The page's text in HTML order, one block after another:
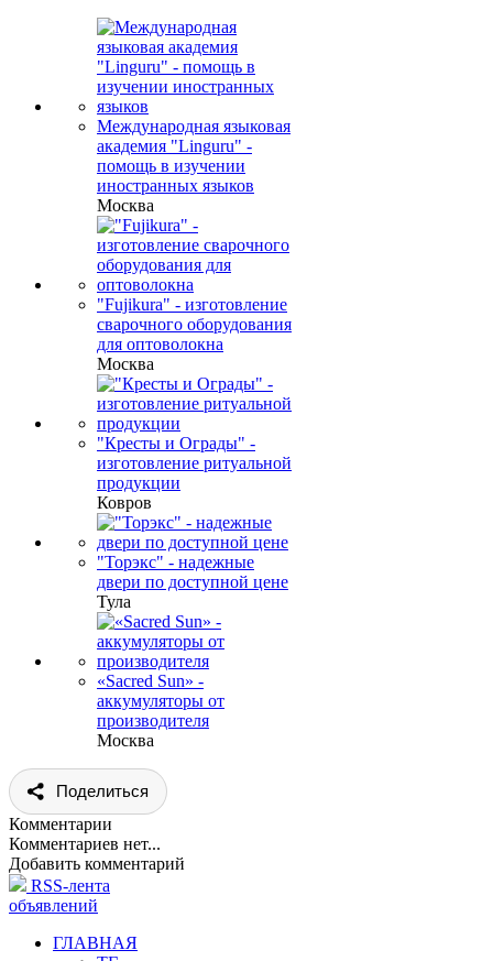
Международная языковая
академия "Linguru" -
помощь в изучении
иностранных языков
Москва
"Fujikura" - изготовление
сварочного оборудования
для оптоволокна
Москва
"Кресты и Ограды" -
изготовление ритуальной
продукции
Ковров
"Торэкс" - надежные
двери по доступной цене
Тула
«Sacred Sun» -
аккумуляторы от
производителя
Москва
Поделиться
Комментарии
Комментариев нет...
Добавить комментарий
RSS-лента
объявлений
ГЛАВНАЯ